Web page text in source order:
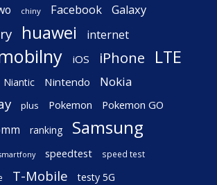
chiny Facebook Galaxy
huawei internet
iOS iPhone LTE
Niantic Nintendo Nokia
plus Pokemon Pokemon GO
ranking Samsung
speedtest speed test
T-Mobile testy 5G